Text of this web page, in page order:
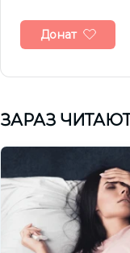
Донат
ЗАРАЗ